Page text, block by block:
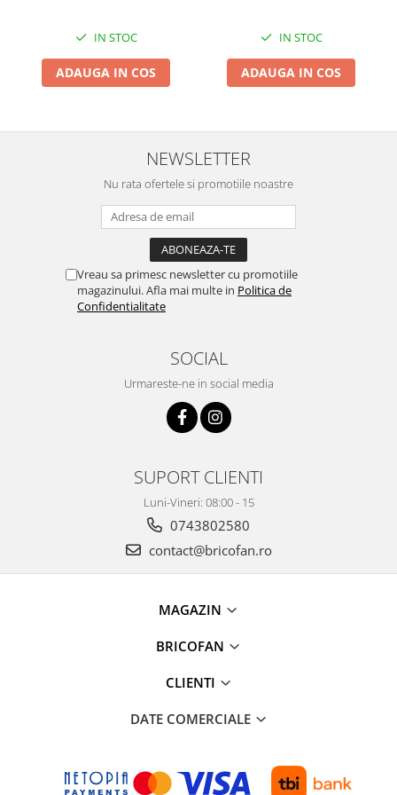
Accesorii litiere
Accesorii pentru animale
Aparate de Masaj
Genți de voiaj & genți
IN STOC
ADAUGA IN COS
IN STOC
ADAUGA IN COS
NEWSLETTER
Nu rata ofertele si promotiile noastre
Vreau sa primesc newsletter cu promotiile
magazinului. Afla mai multe in Politica de
Confidentialitate
SOCIAL
Urmareste-ne in social media
SUPORT CLIENTI
Luni-Vineri: 08:00 - 15
0743802580
contact@bricofan.ro
MAGAZIN
BRICOFAN
CLIENTI
DATE COMERCIALE